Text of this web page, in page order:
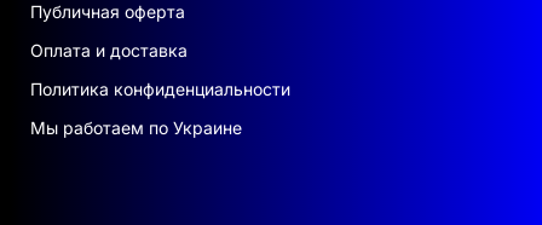
Публичная оферта
Оплата и доставка
Политика конфиденциальности
Мы работаем по Украине